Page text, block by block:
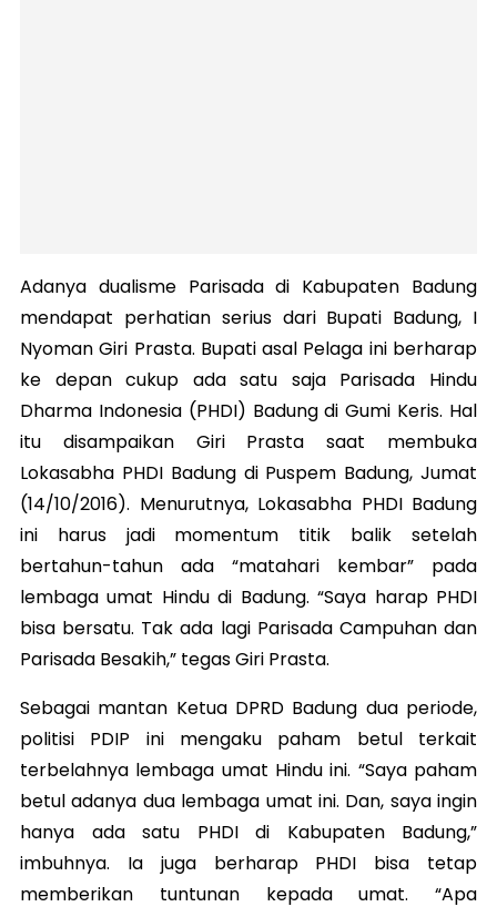
Adanya dualisme Parisada di Kabupaten Badung
mendapat perhatian serius dari Bupati Badung, I
Nyoman Giri Prasta. Bupati asal Pelaga ini berharap
ke depan cukup ada satu saja Parisada Hindu
Dharma Indonesia (PHDI) Badung di Gumi Keris. Hal
itu disampaikan Giri Prasta saat membuka
Lokasabha PHDI Badung di Puspem Badung, Jumat
(14/10/2016). Menurutnya, Lokasabha PHDI Badung
ini harus jadi momentum titik balik setelah
bertahun-tahun ada “matahari kembar” pada
lembaga umat Hindu di Badung. “Saya harap PHDI
bisa bersatu. Tak ada lagi Parisada Campuhan dan
Parisada Besakih,” tegas Giri Prasta.
Sebagai mantan Ketua DPRD Badung dua periode,
politisi PDIP ini mengaku paham betul terkait
terbelahnya lembaga umat Hindu ini. “Saya paham
betul adanya dua lembaga umat ini. Dan, saya ingin
hanya ada satu PHDI di Kabupaten Badung,”
imbuhnya. Ia juga berharap PHDI bisa tetap
memberikan tuntunan kepada umat. “Apa